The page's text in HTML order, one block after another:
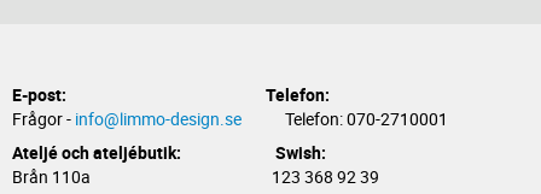
E-post:
Telefon:
Frågor - info@limmo-design.se Telefon: 070-2710001
Ateljé och ateljébutik: Swish:
Brån 110a 123 368 92 39